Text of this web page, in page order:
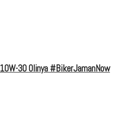
30 Olinya #BikerJamanNow